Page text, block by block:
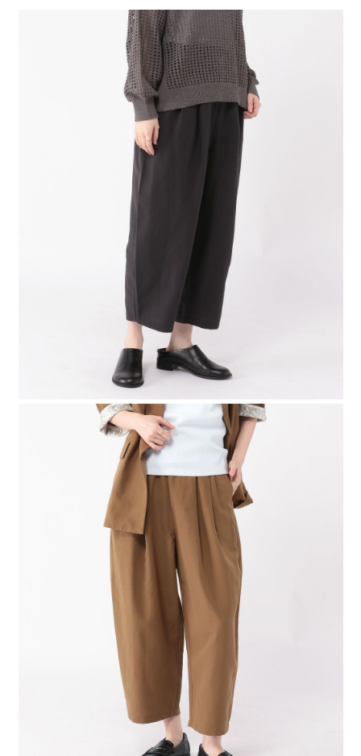
1.分期款項不併入電信帳單，「大哥付你分期」於每月結算日後寄送繳費提
2.透過簡訊連結打開帳單後，可選擇「超商條碼／台灣大直營門市／銀行轉
帳／街口支付／iPASS MONEY」等通路繳費。
1.本服務係由「台灣大哥大股份有限公司」（以下簡稱本公司）所提供，讓
用戶於交易時，得透過本服務購買商品或服務，並由商店將買賣／分期付款
買賣價金債權讓與本公司後，依約使用本公司帳單繳交帳款。
2.基於同意付款使用「大哥付你分期」之契約關係目的，商店將以您的個人
資料（包含姓名、電話或地址）提供予台灣大哥大進項蒐集、處理及利用，
由本公司與您本人進行分期帳單所需資料之確認、核對及更正。
3.完整用戶服務條款，請詳閱以下連結：
https://oppay.tw/userRule
３．安心：先確認商品／服務後，再付款。
【「AFTEE先享後付」結帳流程】
１．於結帳方式選擇「AFTEE先享後付」後，將跳轉至「AFTEE先享後付」
結帳頁面，進行簡訊認證並確認金額後，即可完成結帳。
２．訂單成立數日內，您將收到繳費通知簡訊。
３．收到繳費通知簡訊後14天內，點擊此簡訊中的連結，可透過四大超商／
ATM／網路銀行／等多元方式進行付款，方視為交易完成。
※ 請注意：結帳手續完成當下不需立刻繳費，但若您需要取消訂單，請聯絡
購買商品的店家。未經商家同意取消之訂單仍視為有效，需透過AFTEE先享
※ 交易是否成功請以「AFTEE先享後付 」之結帳頁面顯示為準，若有關於
是否繳費成功／繳費後需取消欲退款等相關疑問，請聯繫「AFTEE先享後付
https://netprotections.freshdesk.com/support/home
１．透過由恩沛科技股份有限公司提供之「AFTEE先享後付」服務完成之交
易，需依本服務之必要範圍內提供個人資料，並將交易相關給付款項請求債
權轉讓予恩沛科技股份有限公司。
https://aftee.tw/terms/#terms3
３．未成年的使用者請事先徵得法定代理人或監護人之同意方可使用
「AFTEE先享後付」，若未經同意申辦者引起之損失，本公司不負相關責
４．使用「AFTEE先享後付」時，將依據個別帳號之用戶狀況，依本公司即
時審查核予不同之上限額度；若仍有額度不足之情形，本公司將視審查結果
請求用戶進行身份認證。
５．嚴禁一人註冊多個帳號或使用他人資訊註冊。若發現惡意使用之情形，
恩沛科技股份有限公司將有權停止該用戶之使用額度並採取法律行動。
每筆NT$80，滿NT$888(含以上)免運費
每筆NT$80，滿NT$888(含以上)免運費
每筆NT$80，滿NT$1,500(含以上)免運費
每筆NT$80，滿NT$1,500(含以上)免運費
每筆NT$80，滿NT$1,500(含以上)免運費